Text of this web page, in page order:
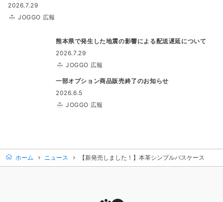
2026.7.29
JOGGO 広報
熊本県で発生した地震の影響による配送遅延について
2026.7.29
JOGGO 広報
一部オプション商品販売終了のお知らせ
2026.6.5
JOGGO 広報
ホーム ニュース 【新発売しました！】本革シンプルパスケース